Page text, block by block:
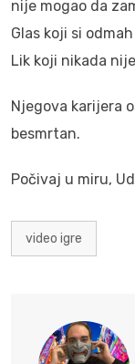
nije mogao da
Glas koji si
Lik koji nikada
Njegova karijera
besmrtan.
Počivaj u miru,
video igre